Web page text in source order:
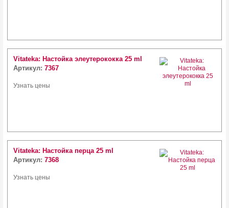
Vitateka: Настойка элеутерококка 25 ml
Артикул: 7367
Узнать цены
Vitateka: Настойка перца 25 ml
Артикул: 7368
Узнать цены